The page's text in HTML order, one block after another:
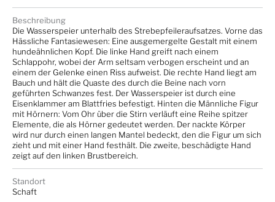
Beschreibung
Die Wasserspeier unterhalb des Strebepfeileraufsatzes. Vorne das
Hässliche Fantasiewesen: Eine ausgemergelte Gestalt mit einem
hundeähnlichen Kopf. Die linke Hand greift nach einem
Schlappohr, wobei der Arm seltsam verbogen erscheint und an
einem der Gelenke einen Riss aufweist. Die rechte Hand liegt am
Bauch und hält die Quaste des durch die Beine nach vorn
geführten Schwanzes fest. Der Wasserspeier ist durch eine
Eisenklammer am Blattfries befestigt. Hinten die Männliche Figur
mit Hörnern: Vom Ohr über die Stirn verläuft eine Reihe spitzer
Elemente, die als Hörner gedeutet werden. Der nackte Körper
wird nur durch einen langen Mantel bedeckt, den die Figur um sich
zieht und mit einer Hand festhält. Die zweite, beschädigte Hand
zeigt auf den linken Brustbereich.
Standort
Schaft